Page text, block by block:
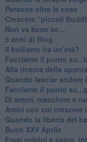
​Persone oltre le cose
​Crescere “piccoli
Non va bene se…
​5 anni di Blog
​Il bullismo ha un’età?
Facciamo il punto
​Alla ricerca della
​Quando lasciar andare
Facciamo il punto
Di amori, maschere e
​Amici con cui crescere
​Quando la libertà del
Buon XXV Aprile
​Frasi celebri e